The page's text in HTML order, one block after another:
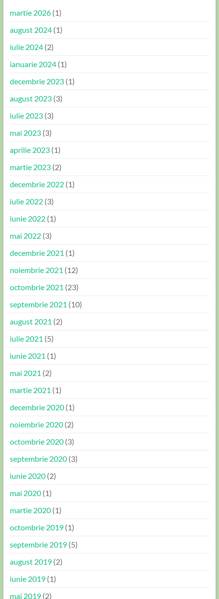
martie 2026(1)
august 2024(1)
iulie 2024(2)
ianuarie 2024(1)
decembrie 2023(1)
august 2023(3)
iulie 2023(3)
mai 2023(3)
aprilie 2023(1)
martie 2023(2)
decembrie 2022(1)
iulie 2022(3)
iunie 2022(1)
mai 2022(3)
decembrie 2021 (1)
noiembrie 2021 (12)
octombrie 2021 (23)
septembrie 2021 (10)
august 2021 (2)
iulie 2021 (5)
iunie 2021 (1)
mai 2021 (2)
martie 2021 (1)
decembrie 2020(1)
noiembrie 2020(2)
octombrie 2020(3)
septembrie 2020(3)
iunie 2020(2)
mai 2020(1)
martie 2020(1)
octombrie 2019(1)
septembrie 2019(5)
august 2019(2)
iunie 2019(1)
mai 2019(2)